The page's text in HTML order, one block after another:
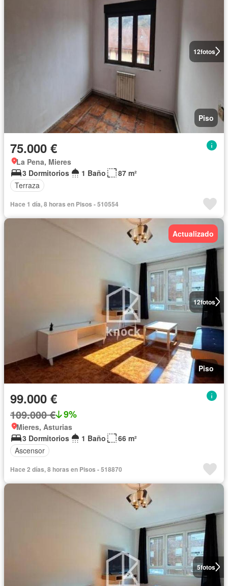
12fotos
Piso
75.000 €
La Pena, Mieres
3 Dormitorios
1 Baño
87 m²
Terraza
Hace 1 día, 8 horas en Pisos - 510554
12fotos
Actualizado
Piso
99.000 €
109.000 € 9%
Mieres, Asturias
3 Dormitorios
1 Baño
66 m²
Ascensor
Hace 2 días, 8 horas en Pisos - 518870
5fotos